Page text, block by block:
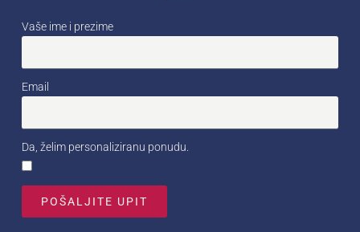
Vaše ime i prezime
Email
Da, želim personaliziranu ponudu.
POŠALJITE UPIT